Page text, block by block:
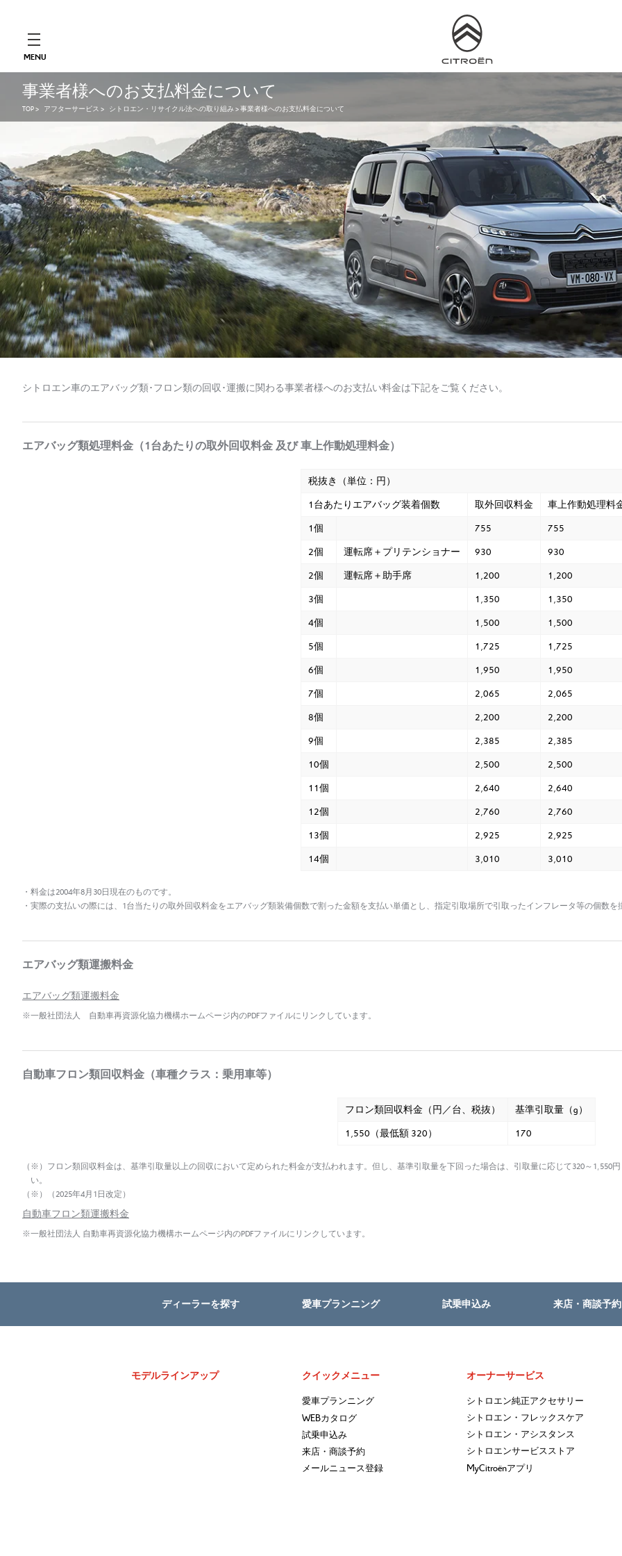
MENU
事業者様へのお支払料金について
TOP> アフターサービス > シトロエン・リサイクル法への取り組み> 事業者様へのお支払料金について
シトロエン車のエアバッグ類･フロン類の回収･運搬に関わる事業者様へのお支払い料金は下記をご覧ください。
エアバッグ類処理料金（1台あたりの取外回収料金 及び 車上作動処理料金）
税抜き（単位：円）
1台あたりエアバッグ装着個数
取外回収料金
車上作動処理料
1個
755
755
2個
運転席＋プリテンショナー 930
930
2個
運転席＋助手席 1,200
1,200
3個
1,350
1,350
4個
1,500
1,500
5個
1,725
1,725
6個
1,950
1,950
7個
2,065
2,065
8個
2,200
2,200
9個
2,385
2,385
10個
2,500
2,500
11個
2,640
2,640
12個
2,760
2,760
13個
2,925
2,925
14個
3,010 3,010
・料金は2004年8月30日現在のものです。
・実際の支払いの際には、1台当たりの取外回収料金をエアバッグ類装備個数で割った金額を支払い単価とし、指定引取場所で引取ったインフレータ等の個数
エアバッグ類運搬料金
エアバッグ類運搬料金
※一般社団法人 自動車再資源化協力機構ホームページ内のPDFファイルにリンクしています。
自動車フロン類回収料金（車種クラス：乗用車等）
フロン類回収料金（円／台、税抜）
基準引取量（g）
1,550（最低額 320）
170
（※）フロン類回収料金は、基準引取量以上の回収において定められた料金が支払われます。但し、基準引取量を下回った場合は、引取量に応じて320～
い。
（※）（2025年4月1日改定）
自動車フロン類運搬料金
※一般社団法人 自動車再資源化協力機構ホームページ内のPDFファイルにリンクしています。
ディーラーを探す 愛車プランニング 試乗申込み 来店・商談予約
モデルラインアップ クイックメニュー
愛車プランニング
WEBカタログ
試乗申込み
来店・商談予約
メールニュース登録
オーナーサービス
シトロエン純正アクセサリー
シトロエン・フレックスケア
シトロエン・アシスタンス
シトロエンサービスストア
MyCitroënアプリ